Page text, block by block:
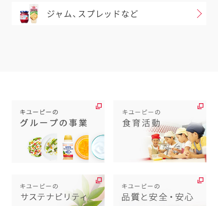
ジャム、スプレッドなど